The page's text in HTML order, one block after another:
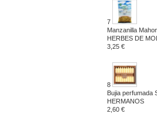
7
Manzanilla
HERBES DE
3,25 €
8
Bujia perfumada
HERMANOS
2,60 €